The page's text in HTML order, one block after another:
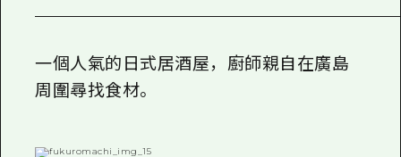
一個人氣的日式居酒屋，廚師親自在廣島
周圍尋找食材。